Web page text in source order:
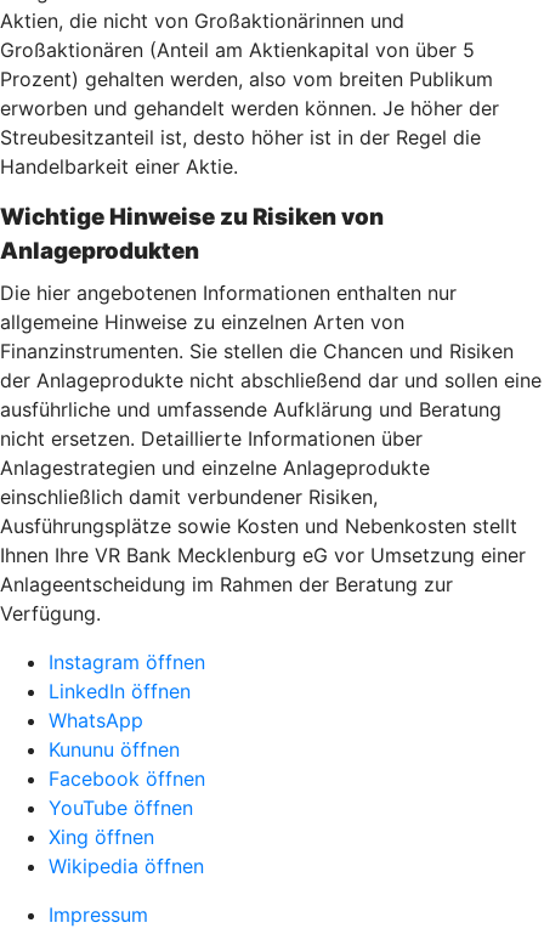
Aktien, die nicht von Großaktionärinnen und
Großaktionären (Anteil am Aktienkapital von über 5
Prozent) gehalten werden, also vom breiten Publikum
erworben und gehandelt werden können. Je höher der
Streubesitzanteil ist, desto höher ist in der Regel die
Handelbarkeit einer Aktie.
Wichtige Hinweise zu Risiken von
Anlageprodukten
Die hier angebotenen Informationen enthalten nur
allgemeine Hinweise zu einzelnen Arten von
Finanzinstrumenten. Sie stellen die Chancen und Risiken
der Anlageprodukte nicht abschließend dar und sollen eine
ausführliche und umfassende Aufklärung und Beratung
nicht ersetzen. Detaillierte Informationen über
Anlagestrategien und einzelne Anlageprodukte
einschließlich damit verbundener Risiken,
Ausführungsplätze sowie Kosten und Nebenkosten stellt
Ihnen Ihre VR Bank Mecklenburg eG vor Umsetzung einer
Anlageentscheidung im Rahmen der Beratung zur
Verfügung.
Instagram öffnen
LinkedIn öffnen
WhatsApp
Kununu öffnen
Facebook öffnen
YouTube öffnen
Xing öffnen
Wikipedia öffnen
Impressum